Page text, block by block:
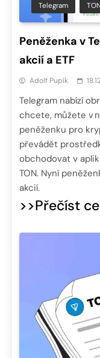
Telegram
Peněženka v
akcií a ETF
Adolf Pupík
Telegram nabízí
chcete, můžete v
peněženku pro
převádět
obchodovat v
TON. Nyní
akcií.
>>Přečíst